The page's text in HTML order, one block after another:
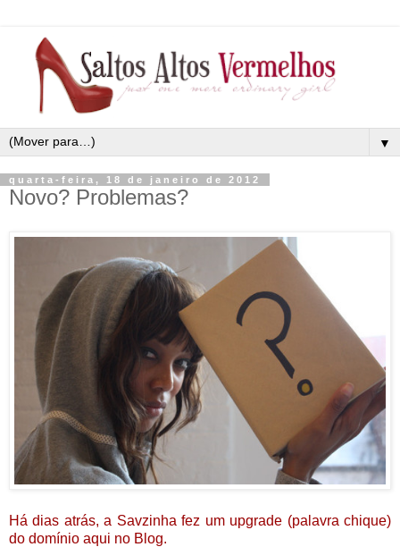
▼
quarta-feira, 18 de janeiro de 2012
Novo? Problemas?
Há dias atrás, a Savzinha fez um upgrade (palavra chique)
do domínio aqui no Blog.